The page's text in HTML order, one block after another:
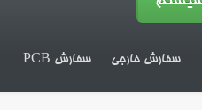
سفارش خارجی سفارش PCB